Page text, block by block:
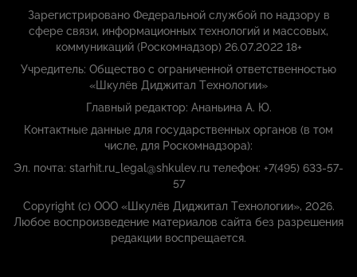
Зарегистрировано Федеральной службой по надзору в
сфере связи, информационных технологий и массовых,
коммуникаций (Роскомнадзор) 26.07.2022 18+
Учредитель: Общество с ограниченной ответственностью
«Шкулёв Диджитал Технологии»
Главный редактор: Ананьина А. Ю.
Контактные данные для государственных органов (в том
числе, для Роскомнадзора):
Эл. почта: starhit.ru_legal@shkulev.ru телефон: +7(495) 633-57-
57
Copyright (с) ООО «Шкулёв Диджитал Технологии», 2026.
Любое воспроизведение материалов сайта без разрешения
редакции воспрещается.